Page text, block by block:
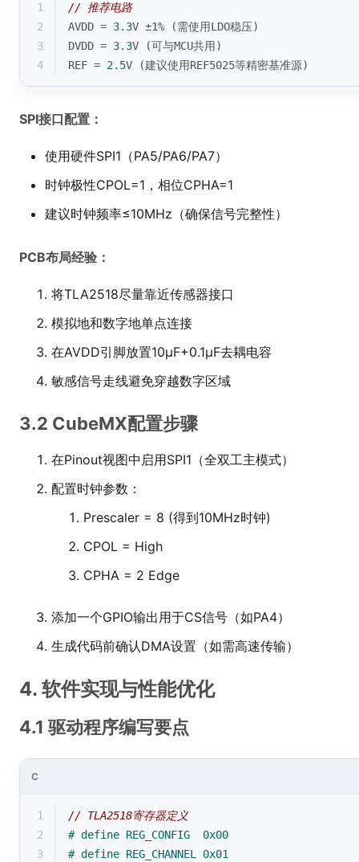
1
// 推荐电路
2
AVDD = 3.3V ±1% (需使用LDO稳压)
3
DVDD = 3.3V (可与MCU共用)
4
REF = 2.5V (建议使用REF5025等精密基准源)
SPI接口配置：
使用硬件SPI1（PA5/PA6/PA7）
时钟极性CPOL=1，相位CPHA=1
建议时钟频率≤10MHz（确保信号完整性）
PCB布局经验：
将TLA2518尽量靠近传感器接口
模拟地和数字地单点连接
在AVDD引脚放置10μF+0.1μF去耦电容
敏感信号走线避免穿越数字区域
3.2 CubeMX配置步骤
在Pinout视图中启用SPI1（全双工主模式）
配置时钟参数：
Prescaler = 8 (得到10MHz时钟)
CPOL = High
CPHA = 2 Edge
添加一个GPIO输出用于CS信号（如PA4）
生成代码前确认DMA设置（如需高速传输）
4. 软件实现与性能优化
4.1 驱动程序编写要点
C
1
// TLA2518寄存器定义
2
# define REG_CONFIG  0x00
3
# define REG_CHANNEL 0x01